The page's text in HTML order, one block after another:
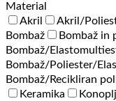
Material
Akril
Akril/
Bombaž
Bombaž in
Bombaž/
Bombaž/Poliester/
Bombaž/Recikliran
Keramika